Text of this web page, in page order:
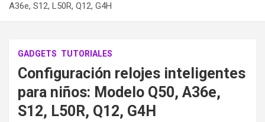
A36e, S12, L50R, Q12, G4H
GADGETS TUTORIALES
Configuración relojes inteligentes
para niños: Modelo Q50, A36e,
S12, L50R, Q12, G4H